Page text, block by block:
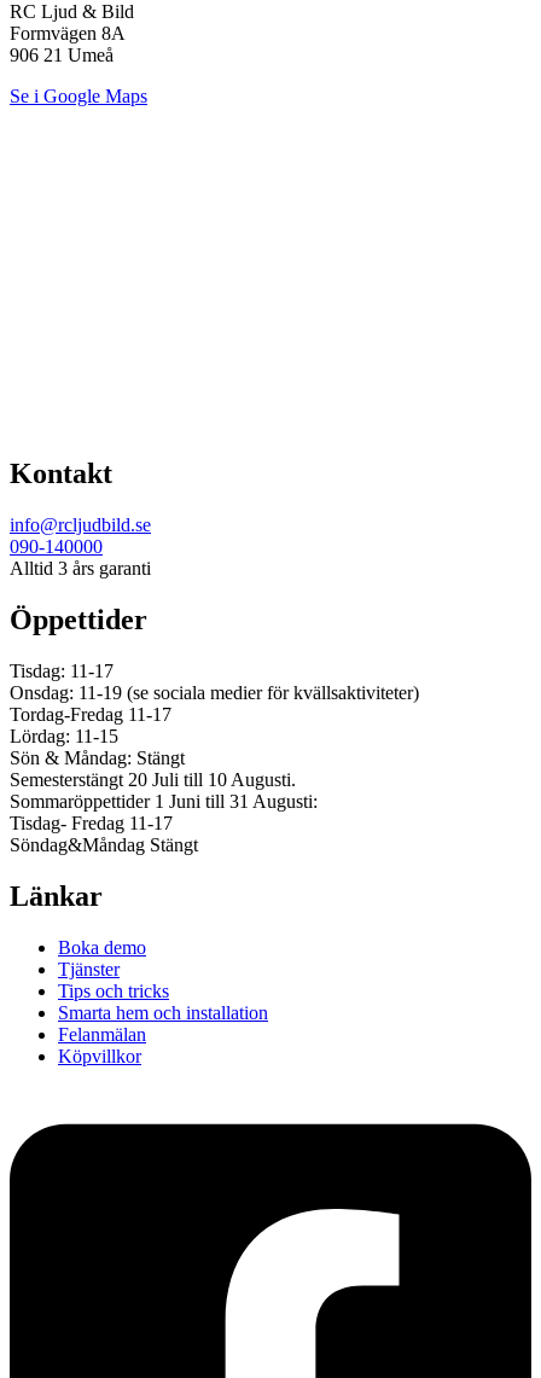
RC Ljud & Bild
Formvägen 8A
906 21 Umeå
Se i Google Maps
Kontakt
info@rcljudbild.se
090-140000
Alltid 3 års garanti
Öppettider
Tisdag: 11-17
Onsdag: 11-19 (se sociala medier för kvällsaktiviteter)
Tordag-Fredag 11-17
Lördag: 11-15
Sön & Måndag: Stängt
Semesterstängt 20 Juli till 10 Augusti.
Sommaröppettider 1 Juni till 31 Augusti:
Tisdag- Fredag 11-17
Söndag&Måndag Stängt
Länkar
Boka demo
Tjänster
Tips och tricks
Smarta hem och installation
Felanmälan
Köpvillkor